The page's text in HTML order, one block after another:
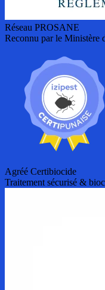
Réseau PROSANE
Reconnu par le Ministère
Agréé Certibiocide
Traitement sécurisé &